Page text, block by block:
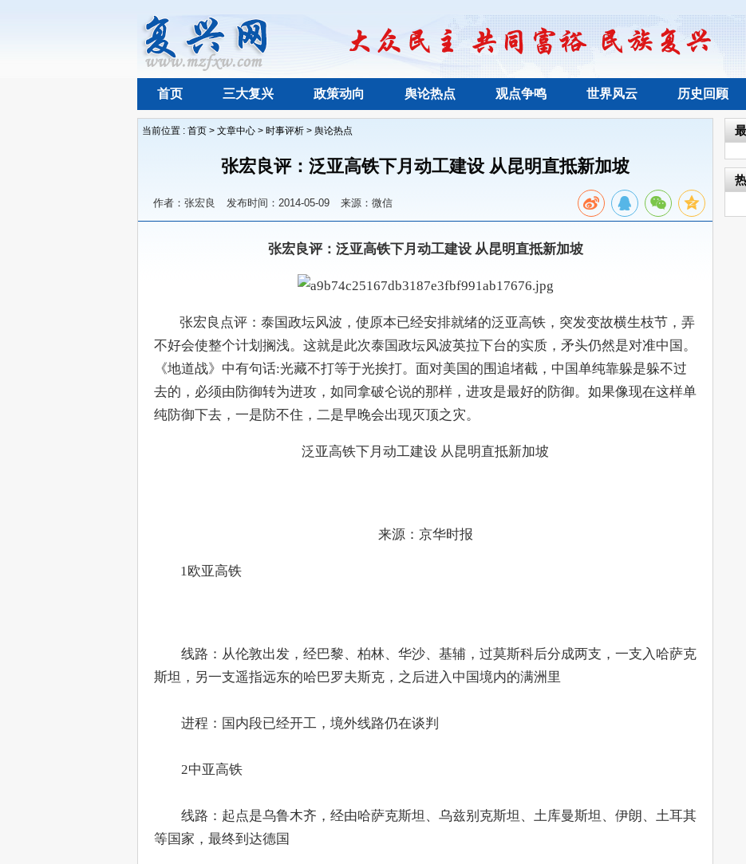
首页 三大复兴 政策动向 舆论热点 观点争鸣 世界风云 历史回顾
当前位置 : 首页 > 文章中心 > 时事评析 > 舆论热点
张宏良评：泛亚高铁下月动工建设 从昆明直抵新加坡
作者：张宏良 发布时间：2014-05-09 来源：微信
张宏良评：泛亚高铁下月动工建设 从昆明直抵新加坡
张宏良点评：泰国政坛风波，使原本已经安排就绪的泛亚高铁，突发变故横生枝节，弄
不好会使整个计划搁浅。这就是此次泰国政坛风波英拉下台的实质，矛头仍然是对准中国。
《地道战》中有句话:光藏不打等于光挨打。面对美国的围追堵截，中国单纯靠躲是躲不过
去的，必须由防御转为进攻，如同拿破仑说的那样，进攻是最好的防御。如果像现在这样单
纯防御下去，一是防不住，二是早晚会出现灭顶之灾。
泛亚高铁下月动工建设 从昆明直抵新加坡
来源：京华时报
1欧亚高铁
线路：从伦敦出发，经巴黎、柏林、华沙、基辅，过莫斯科后分成两支，一支入哈萨克
斯坦，另一支遥指远东的哈巴罗夫斯克，之后进入中国境内的满洲里
进程：国内段已经开工，境外线路仍在谈判
2中亚高铁
线路：起点是乌鲁木齐，经由哈萨克斯坦、乌兹别克斯坦、土库曼斯坦、伊朗、土耳其
等国家，最终到达德国